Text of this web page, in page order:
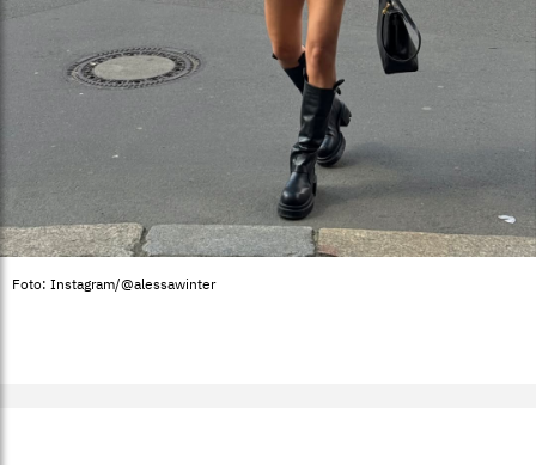
Foto: Instagram/@alessawinter